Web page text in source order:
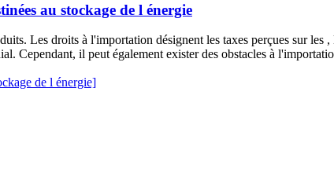
au stockage de l énergie
Les droits à l'importation désignent les taxes perçues sur les
Cependant, il peut également exister des obstacles à
de l énergie]